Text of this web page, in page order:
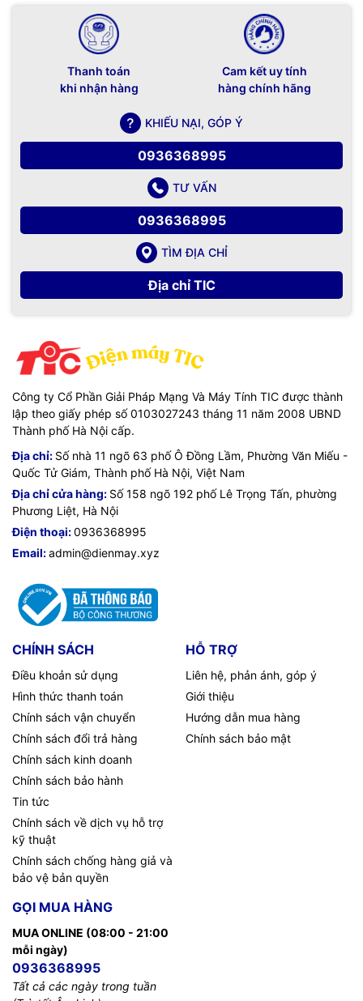
Thanh toán
khi nhận hàng
Cam kết uy tính
hàng chính hãng
KHIẾU NẠI, GÓP Ý
0936368995
TƯ VẤN
0936368995
TÌM ĐỊA CHỈ
Địa chỉ TIC
Công ty Cổ Phần Giải Pháp Mạng Và Máy Tính TIC được thành
lập theo giấy phép số 0103027243 tháng 11 năm 2008 UBND
Thành phố Hà Nội cấp.
Địa chỉ: Số nhà 11 ngõ 63 phố Ô Đồng Lầm, Phường Văn Miếu -
Quốc Tử Giám, Thành phố Hà Nội, Việt Nam
Địa chỉ cửa hàng: Số 158 ngõ 192 phố Lê Trọng Tấn, phường
Phương Liệt, Hà Nội
Điện thoại:0936368995
Email:admin@dienmay.xyz
CHÍNH SÁCH
Điều khoản sử dụng
Hình thức thanh toán
Chính sách vận chuyển
Chính sách đổi trả hàng
Chính sách kinh doanh
Chính sách bảo hành
Tin tức
Chính sách về dịch vụ hỗ trợ
kỹ thuật
Chính sách chống hàng giả và
bảo vệ bản quyền
HỖ TRỢ
Liên hệ, phản ánh, góp ý
Giới thiệu
Hướng dẫn mua hàng
Chính sách bảo mật
GỌI MUA HÀNG
MUA ONLINE (08:00 - 21:00
mỗi ngày)
0936368995
Tất cả các ngày trong tuần